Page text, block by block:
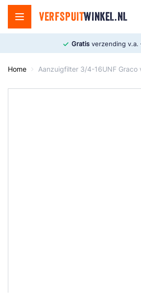
Ga naar de inhoud
VERFSPUITWINKEL.NL
Gratis verzending v.a.
Home Aanzuigfilter 3/4-16UNF